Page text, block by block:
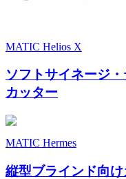
MATIC Helios X
ソフトサイネージ
カッター
MATIC Hermes
縦型ブラインド向